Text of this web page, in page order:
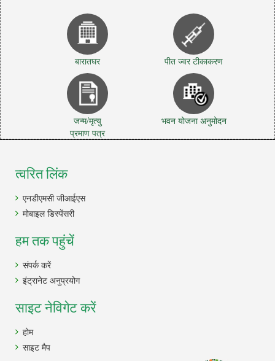
बारातघर पीत ज्वर टीकाकरण
जन्म/मृत्यु
प्रमाण पत्र
भवन योजना अनुमोदन
त्वरित लिंक
एनडीएमसी जीआईएस
मोबाइल डिस्पेंसरी
हम तक पहुंचें
संपर्क करें
इंट्रानेट अनुप्रयोग
साइट नेविगेट करें
होम
साइट मैप